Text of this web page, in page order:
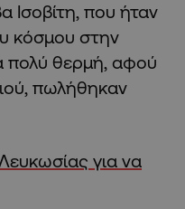
Ισοβίτη, που ήταν
κόσμου στην
πολύ θερμή, αφού
πωλήθηκαν
για να